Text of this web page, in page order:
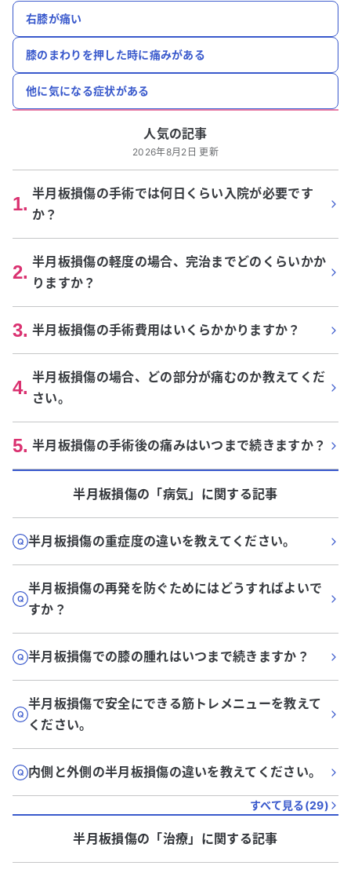
右膝が痛い
膝のまわりを押した時に痛みがある
他に気になる症状がある
人気の記事
2026年8月2日 更新
1. 半月板損傷の手術では何日くらい入院が必要です
か？
2. 半月板損傷の軽度の場合、完治までどのくらいかか
りますか？
3. 半月板損傷の手術費用はいくらかかりますか？
4. 半月板損傷の場合、どの部分が痛むのか教えてくだ
さい。
5. 半月板損傷の手術後の痛みはいつまで続きますか？
半月板損傷の「病気」に関する記事
半月板損傷の重症度の違いを教えてください。
半月板損傷の再発を防ぐためにはどうすればよいで
すか？
半月板損傷での膝の腫れはいつまで続きますか？
半月板損傷で安全にできる筋トレメニューを教えて
ください。
内側と外側の半月板損傷の違いを教えてください。
すべて見る(29)
半月板損傷の「治療」に関する記事